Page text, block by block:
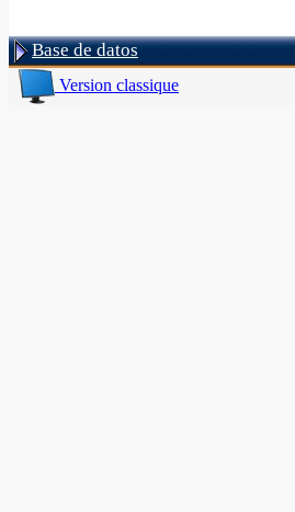
Base de datos
Version classique